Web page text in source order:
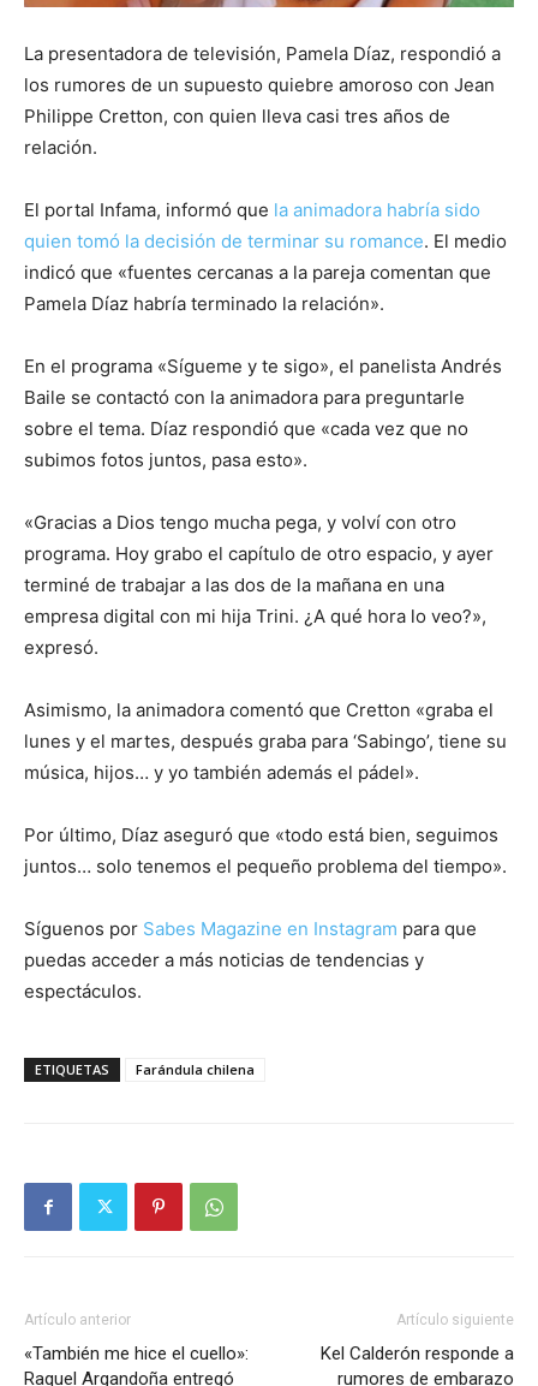
La presentadora de televisión, Pamela Díaz, respondió a
los rumores de un supuesto quiebre amoroso con Jean
Philippe Cretton, con quien lleva casi tres años de
relación.
El portal Infama, informó que la animadora habría sido
quien tomó la decisión de terminar su romance. El medio
indicó que «fuentes cercanas a la pareja comentan que
Pamela Díaz habría terminado la relación».
En el programa «Sígueme y te sigo», el panelista Andrés
Baile se contactó con la animadora para preguntarle
sobre el tema. Díaz respondió que «cada vez que no
subimos fotos juntos, pasa esto».
«Gracias a Dios tengo mucha pega, y volví con otro
programa. Hoy grabo el capítulo de otro espacio, y ayer
terminé de trabajar a las dos de la mañana en una
empresa digital con mi hija Trini. ¿A qué hora lo veo?»,
expresó.
Asimismo, la animadora comentó que Cretton «graba el
lunes y el martes, después graba para ‘Sabingo’, tiene su
música, hijos… y yo también además el pádel».
Por último, Díaz aseguró que «todo está bien, seguimos
juntos… solo tenemos el pequeño problema del tiempo».
Síguenos por Sabes Magazine en Instagram para que
puedas acceder a más noticias de tendencias y
espectáculos.
ETIQUETAS Farándula chilena
Artículo anterior
«También me hice el cuello»:
Raquel Argandoña entregó
Artículo siguiente
Kel Calderón responde a
rumores de embarazo